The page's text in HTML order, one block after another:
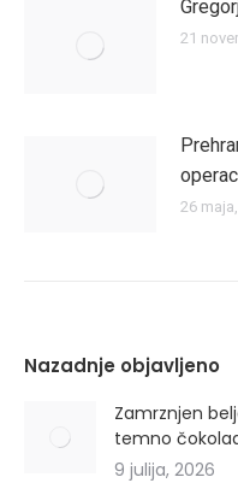
21
26
Nazadnje objavljeno
Zamrznjen
temno
9 julija, 2026